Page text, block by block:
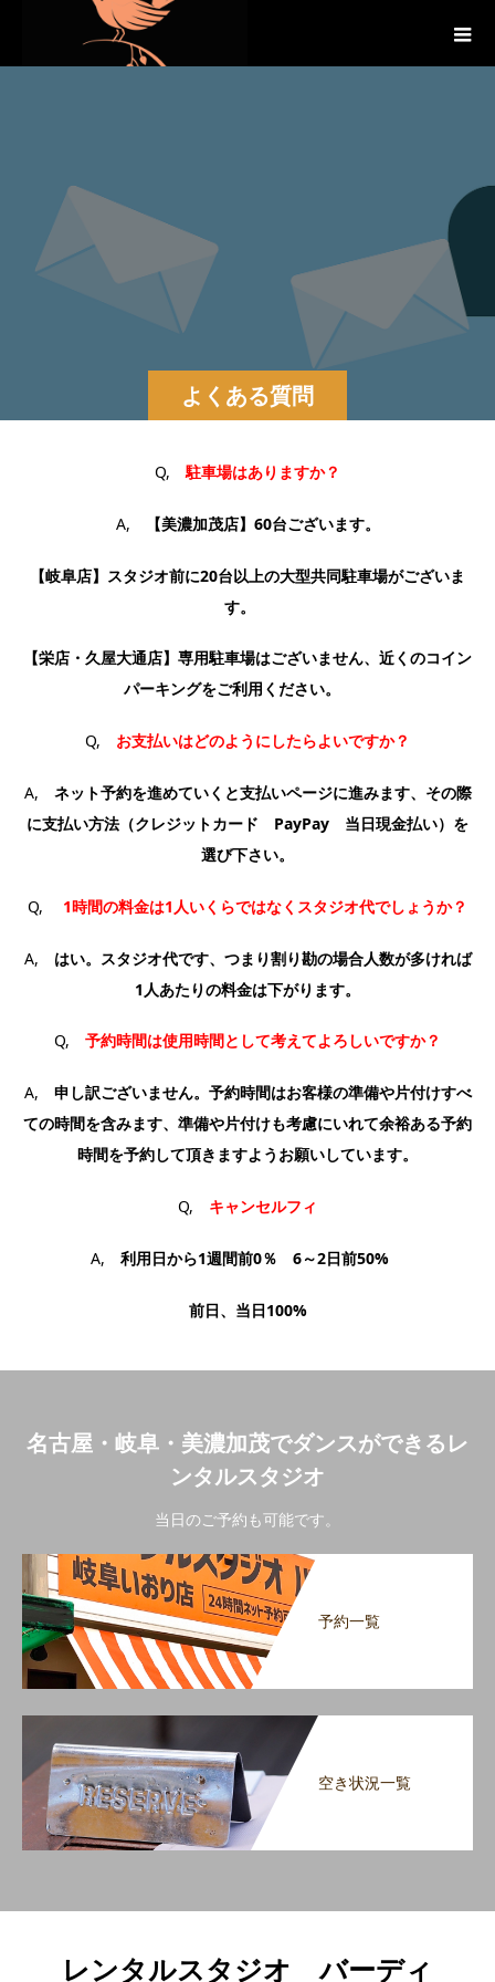
よくある質問
Q,駐車場はありますか？
A, 【美濃加茂店】60台ございます。
【岐阜店】スタジオ前に20台以上の大型共同駐車場がございま
す。
【栄店・久屋大通店】専用駐車場はございません、近くのコイン
パーキングをご利用ください。
Q, お支払いはどのようにしたらよいですか？
A, ネット予約を進めていくと支払いページに進みます、その際
に支払い方法（クレジットカード PayPay 当日現金払い）を
選び下さい。
Q, 1時間の料金は1人いくらではなくスタジオ代でしょうか？
A, はい。スタジオ代です、つまり割り勘の場合人数が多ければ
1人あたりの料金は下がります。
Q, 予約時間は使用時間として考えてよろしいですか？
A, 申し訳ございません。予約時間はお客様の準備や片付けすべ
ての時間を含みます、準備や片付けも考慮にいれて余裕ある予約
時間を予約して頂きますようお願いしています。
Q, キャンセルフィ
A, 利用日から1週間前0％ 6～2日前50%
前日、当日100%
名古屋・岐阜・美濃加茂でダンスができるレ
ンタルスタジオ
当日のご予約も可能です。
予約一覧
空き状況一覧
レンタルスタジオ バーディ